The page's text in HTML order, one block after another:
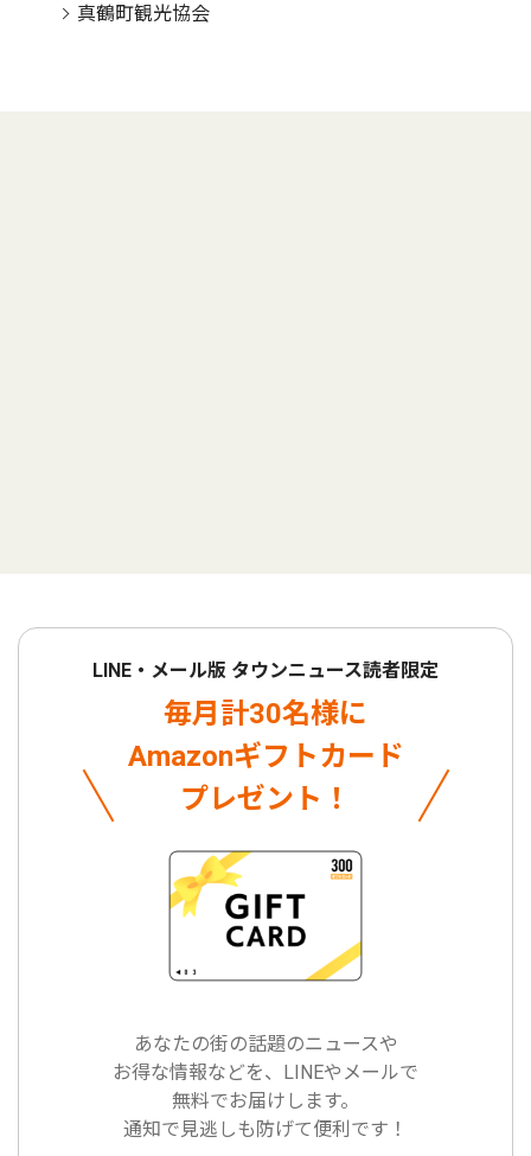
真鶴町観光協会
LINE・メール版 タウンニュース読者限定
毎月計30名様に
Amazonギフトカード
プレゼント！
あなたの街の話題のニュースや
お得な情報などを、LINEやメールで
無料でお届けします。
通知で見逃しも防げて便利です！